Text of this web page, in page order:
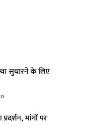
सुधारने के लिए
मांगों पर